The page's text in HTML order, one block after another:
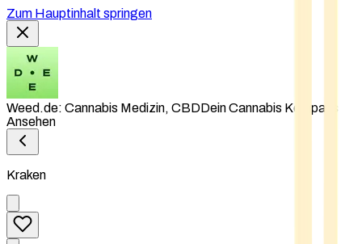
Zum Hauptinhalt springen
Weed.de: Cannabis Medizin, CBDDein Cannabis Kompass
Ansehen
Kraken